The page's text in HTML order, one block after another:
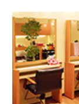
プレミオ
リエベ
オートク